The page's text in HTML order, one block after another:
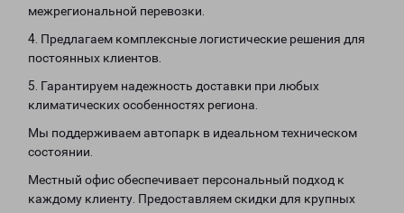
межрегиональной перевозки.
4. Предлагаем комплексные логистические решения для
постоянных клиентов.
5. Гарантируем надежность доставки при любых
климатических особенностях региона.
Мы поддерживаем автопарк в идеальном техническом
состоянии.
Местный офис обеспечивает персональный подход к
каждому клиенту. Предоставляем скидки для крупных